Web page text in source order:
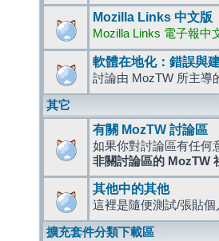
Mozilla Links 中文版
Mozilla Links 電子報中
軟體在地化：錯誤與
討論由 MozTW 所主導
其它
有關 MozTW 討論區
如果你對討論區有任何
非關討論區的 MozTW
其他中的其他
這裡是隨便測試/張貼
擴充套件分類下載區